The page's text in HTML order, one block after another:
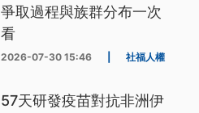
爭取過程與族群分布一次
看
2026-07-30 15:46 社福人權
57天研發疫苗對抗非洲伊